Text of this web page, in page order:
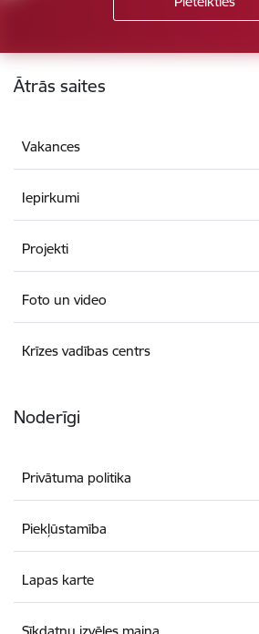
Kājene
Ātrās saites
Vakances
Iepirkumi
Projekti
Foto un video
Krīzes vadības centrs
Noderīgi
Privātuma politika
Piekļūstamība
Lapas karte